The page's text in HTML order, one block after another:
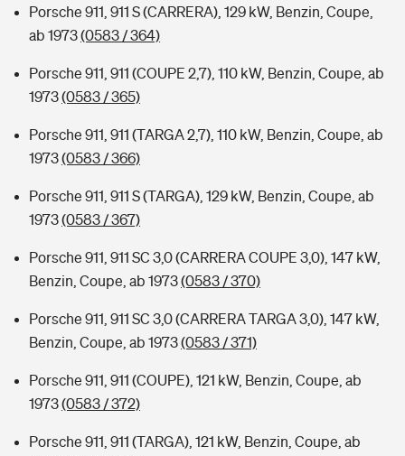
Porsche 911, 911 S (CARRERA), 129 kW, Benzin, Coupe,
ab 1973(0583 / 364)
Porsche 911, 911 (COUPE 2,7), 110 kW, Benzin, Coupe, ab
1973(0583 / 365)
Porsche 911, 911 (TARGA 2,7), 110 kW, Benzin, Coupe, ab
1973(0583 / 366)
Porsche 911, 911 S (TARGA), 129 kW, Benzin, Coupe, ab
1973(0583 / 367)
Porsche 911, 911 SC 3,0 (CARRERA COUPE 3,0), 147 kW,
Benzin, Coupe, ab 1973(0583 / 370)
Porsche 911, 911 SC 3,0 (CARRERA TARGA 3,0), 147 kW,
Benzin, Coupe, ab 1973(0583 / 371)
Porsche 911, 911 (COUPE), 121 kW, Benzin, Coupe, ab
1973(0583 / 372)
Porsche 911, 911 (TARGA), 121 kW, Benzin, Coupe, ab